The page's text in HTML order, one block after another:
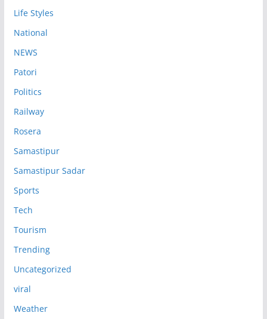
Life Styles
National
NEWS
Patori
Politics
Railway
Rosera
Samastipur
Samastipur Sadar
Sports
Tech
Tourism
Trending
Uncategorized
viral
Weather